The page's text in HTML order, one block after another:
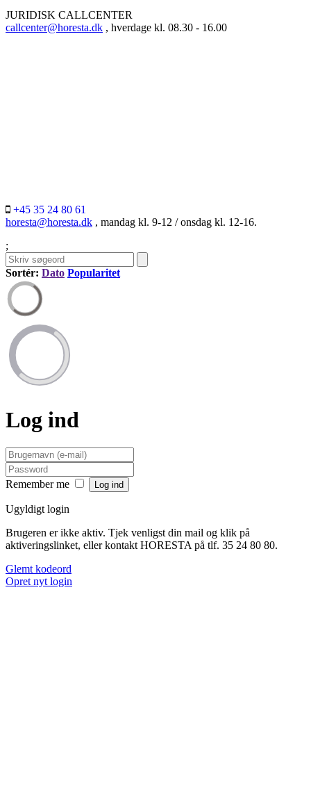
JURIDISK CALLCENTER
callcenter@horesta.dk , hverdage kl. 08.30 - 16.00
+45 35 24 80 61
horesta@horesta.dk , mandag kl. 9-12 / onsdag kl. 12-16.
;
Sortér: Dato Popularitet
Log ind
Remember me
Ugyldigt login
Brugeren er ikke aktiv. Tjek venligst din mail og klik på
aktiveringslinket, eller kontakt HORESTA på tlf. 35 24 80 80.
Glemt kodeord
Opret nyt login